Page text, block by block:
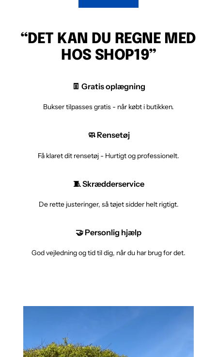
“DET KAN DU REGNE MED
HOS SHOP19”
👖 Gratis oplægning
Bukser tilpasses gratis - når købt i butikken.
🧼 Rensetøj
Få klaret dit rensetøj - Hurtigt og professionelt.
🧵 Skrædderservice
De rette justeringer, så tøjet sidder helt rigtigt.
🤝 Personlig hjælp
God vejledning og tid til dig, når du har brug for det.